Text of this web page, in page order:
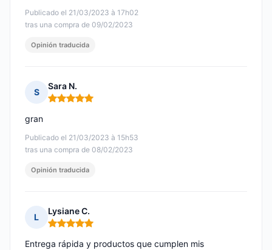
Publicado el 21/03/2023 à 17h02
tras una compra de 09/02/2023
Opinión traducida
S
Sara N.
Nota: 5 de 5
Publicado el 21/03/2023 à 15h53
tras una compra de 08/02/2023
gran
Opinión traducida
L
Lysiane C.
Nota: 5 de 5
Entrega rápida y productos que cumplen mis